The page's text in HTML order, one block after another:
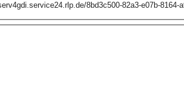
8bd3c500-82a3-e07b-8164-